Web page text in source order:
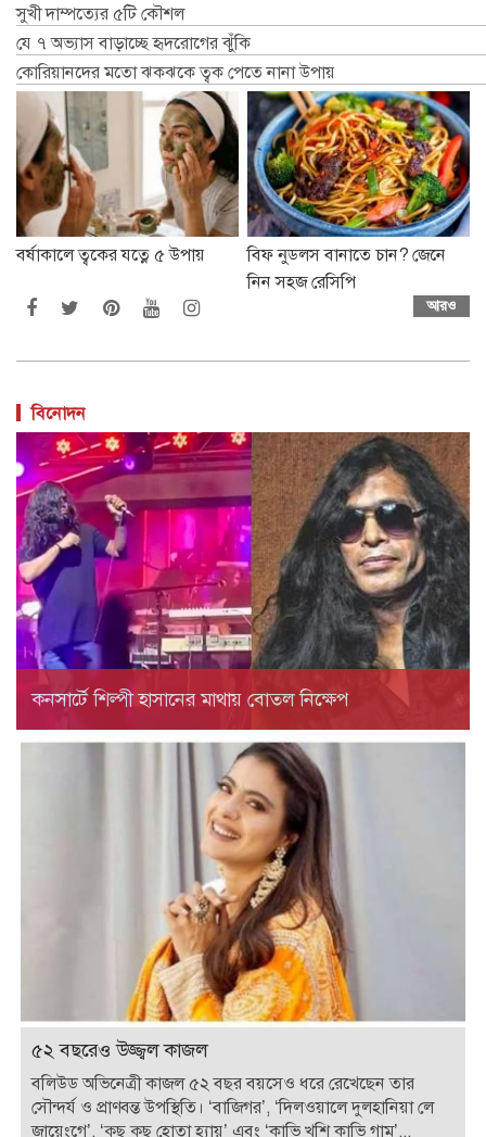
সুখী দাম্পত্যের ৫টি কৌশল
যে ৭ অভ্যাস বাড়াচ্ছে হৃদরোগের ঝুঁকি
কোরিয়ানদের মতো ঝকঝকে ত্বক পেতে নানা উপায়
বর্ষাকালে ত্বকের যত্নে ৫ উপায়
বিফ নুডলস বানাতে চান? জেনে
নিন সহজ রেসিপি
আরও
বিনোদন
কনসার্টে শিল্পী হাসানের মাথায় বোতল নিক্ষেপ
৫২ বছরেও উজ্জ্বল কাজল
বলিউড অভিনেত্রী কাজল ৫২ বছর বয়সেও ধরে রেখেছেন তার
সৌন্দর্য ও প্রাণবন্ত উপস্থিতি। ‘বাজিগর’, ‘দিলওয়ালে দুলহানিয়া লে
জায়েংগে’, ‘কুছ কুছ হোতা হ্যায়’ এবং ‘কাভি খুশি কাভি গাম’...